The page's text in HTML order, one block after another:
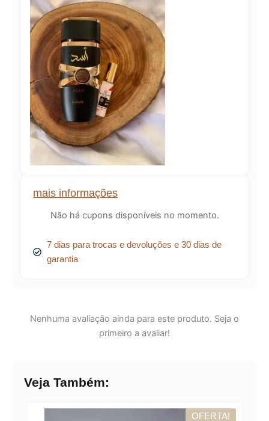
mais informações
Não há cupons disponíveis no momento.
7 dias para trocas e devoluções e 30 dias de
garantia
Nenhuma avaliação ainda para este produto. Seja o
primeiro a avaliar!
Veja Também:
OFERTA!